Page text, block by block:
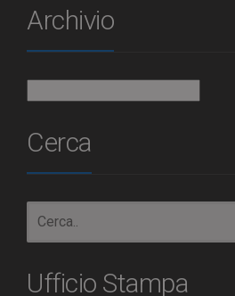
Archivio
Cerca
Ufficio Stampa